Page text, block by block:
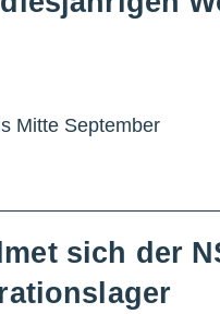
Mitte September
sich der